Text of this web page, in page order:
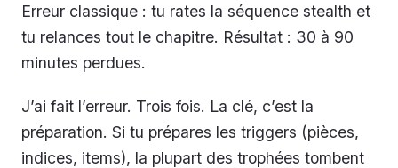
Erreur classique : tu rates la séquence stealth et
tu relances tout le chapitre. Résultat : 30 à 90
minutes perdues.
J’ai fait l’erreur. Trois fois. La clé, c’est la
préparation. Si tu prépares les triggers (pièces,
indices, items), la plupart des trophées tombent